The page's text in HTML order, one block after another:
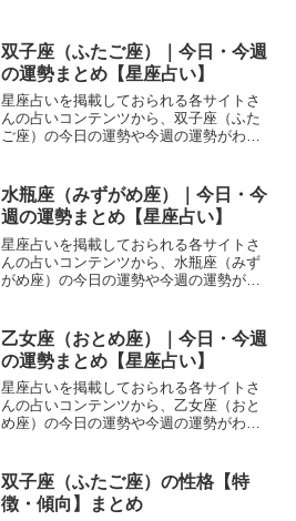
双子座（ふたご座）｜今日・今週
の運勢まとめ【星座占い】
星座占いを掲載しておられる各サイトさ
んの占いコンテンツから、双子座（ふた
ご座）の今日の運勢や今週の運勢がわか
っては、僅かながらも時間と手間の短縮
になったりお役に立てるの...
水瓶座（みずがめ座）｜今日・今
週の運勢まとめ【星座占い】
星座占いを掲載しておられる各サイトさ
んの占いコンテンツから、水瓶座（みず
がめ座）の今日の運勢や今週の運勢がわ
とっては、僅かながらも時間と手間の短
縮になったりお役に立てる...
乙女座（おとめ座）｜今日・今週
の運勢まとめ【星座占い】
星座占いを掲載しておられる各サイトさ
んの占いコンテンツから、乙女座（おと
め座）の今日の運勢や今週の運勢がわか
っては、僅かながらも時間と手間の短縮
になったりお役に立てるの...
双子座（ふたご座）の性格【特
徴・傾向】まとめ